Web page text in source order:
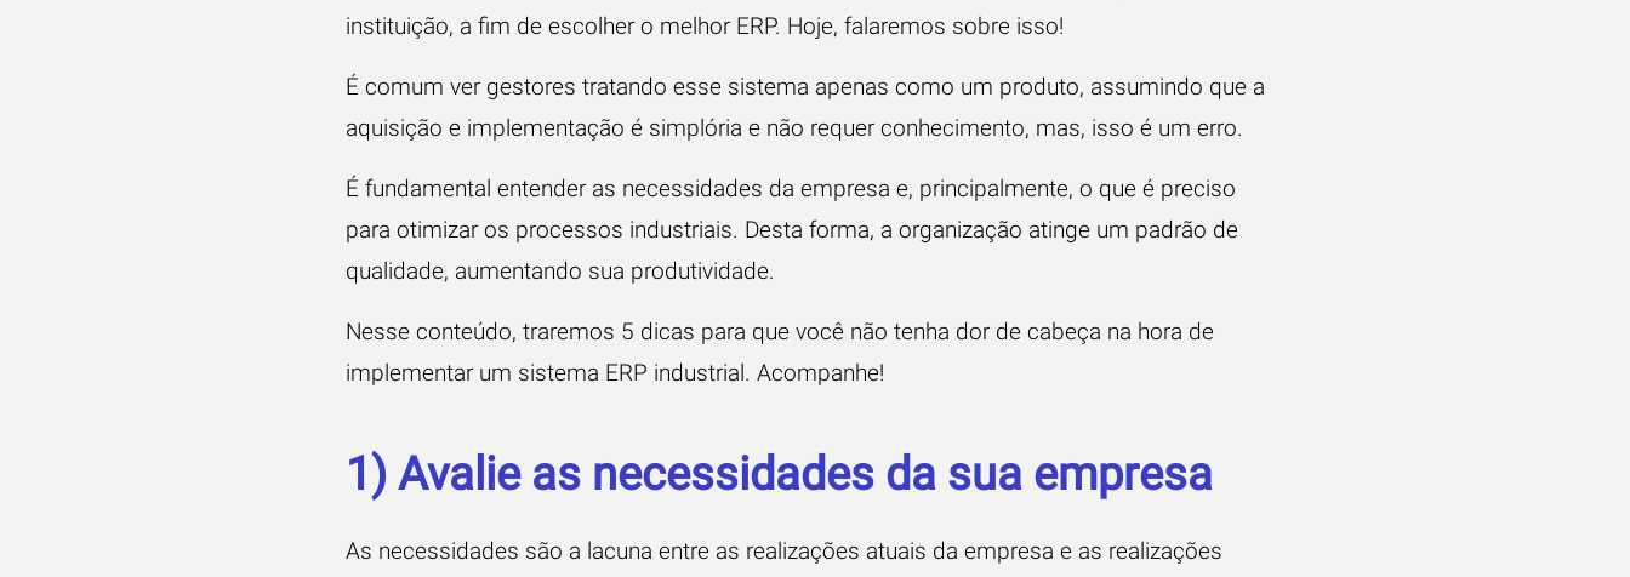
instituição, a fim de escolher o melhor ERP. Hoje, falaremos sobre isso!
É comum ver gestores tratando esse sistema apenas como um produto, assumindo que a
aquisição e implementação é simplória e não requer conhecimento, mas, isso é um erro.
É fundamental entender as necessidades da empresa e, principalmente, o que é preciso
para otimizar os processos industriais. Desta forma, a organização atinge um padrão de
qualidade, aumentando sua produtividade.
Nesse conteúdo, traremos 5 dicas para que você não tenha dor de cabeça na hora de
implementar um sistema ERP industrial. Acompanhe!
1) Avalie as necessidades da sua empresa
As necessidades são a lacuna entre as realizações atuais da empresa e as realizações